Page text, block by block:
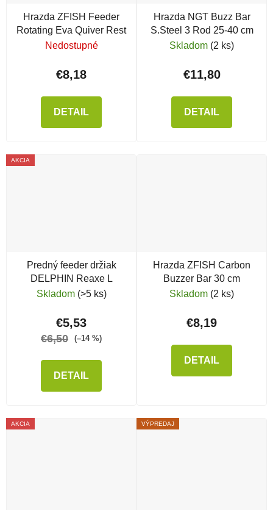
Hrazda ZFISH Feeder
Rotating Eva Quiver Rest
Nedostupné
€8,18
DETAIL
Hrazda NGT Buzz Bar
S.Steel 3 Rod 25-40 cm
Skladom (2 ks)
€11,80
DETAIL
AKCIA
Predný feeder držiak
DELPHIN Reaxe L
Skladom (>5 ks)
€5,53
€6,50 (–14 %)
DETAIL
Hrazda ZFISH Carbon
Buzzer Bar 30 cm
Skladom (2 ks)
€8,19
DETAIL
AKCIA VÝPREDAJ